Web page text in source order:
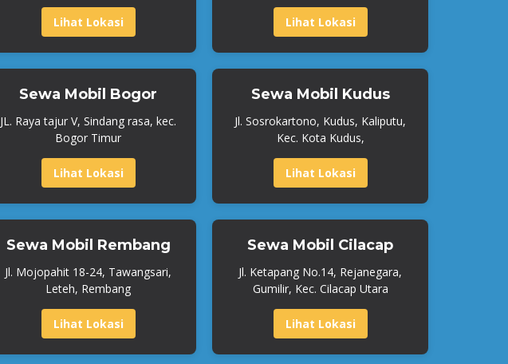
Lihat Lokasi Lihat Lokasi
Sewa Mobil Bogor
JL. Raya tajur V, Sindang rasa, kec.
Bogor Timur
Lihat Lokasi
Sewa Mobil Kudus
Jl. Sosrokartono, Kudus, Kaliputu,
Kec. Kota Kudus,
Lihat Lokasi
Sewa Mobil Rembang
Jl. Mojopahit 18-24, Tawangsari,
Leteh, Rembang
Lihat Lokasi
Sewa Mobil Cilacap
Jl. Ketapang No.14, Rejanegara,
Gumilir, Kec. Cilacap Utara
Lihat Lokasi